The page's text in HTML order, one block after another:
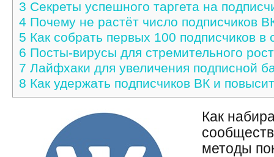
3 Секреты успешного таргета на
4 Почему не растёт число подписчиков
5 Как собрать первых 100 подписчиков
6 Посты-вирусы для стремительного
7 Лайфхаки для увеличения подписной
8 Как удержать подписчиков ВК и
Как
методы